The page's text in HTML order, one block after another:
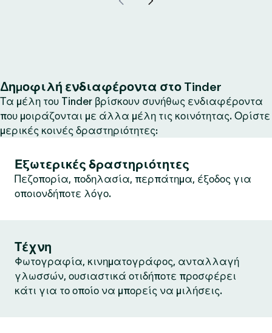
Δημοφιλή ενδιαφέροντα στο Tinder
Τα μέλη του Tinder βρίσκουν συνήθως ενδιαφέροντα
που μοιράζονται με άλλα μέλη τις κοινότητας. Ορίστε
μερικές κοινές δραστηριότητες:
Εξωτερικές δραστηριότητες
Πεζοπορία, ποδηλασία, περπάτημα, έξοδος για
οποιονδήποτε λόγο.
Τέχνη
Φωτογραφία, κινηματογράφος, ανταλλαγή
γλωσσών, ουσιαστικά οτιδήποτε προσφέρει
κάτι για το οποίο να μπορείς να μιλήσεις.